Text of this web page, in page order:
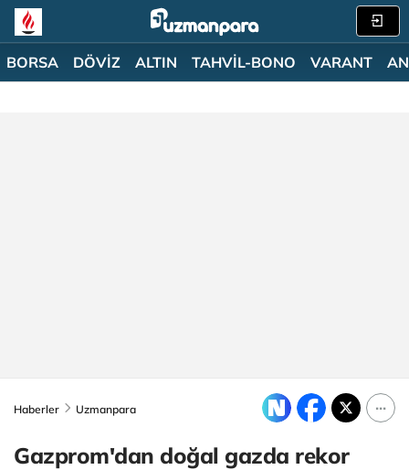
BORSA DÖVİZ ALTIN TAHVİL-BONO VARANT
Haberler Uzmanpara
Gazprom'dan doğal gazda rekor